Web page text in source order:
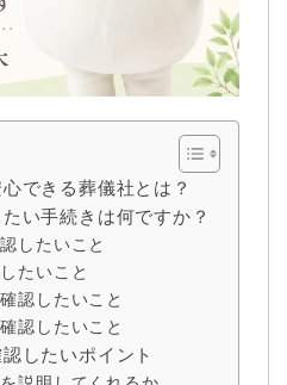
できる葬儀社とは？
い手続きは何ですか？
したいこと
たいこと
認したいこと
認したいこと
したいポイント